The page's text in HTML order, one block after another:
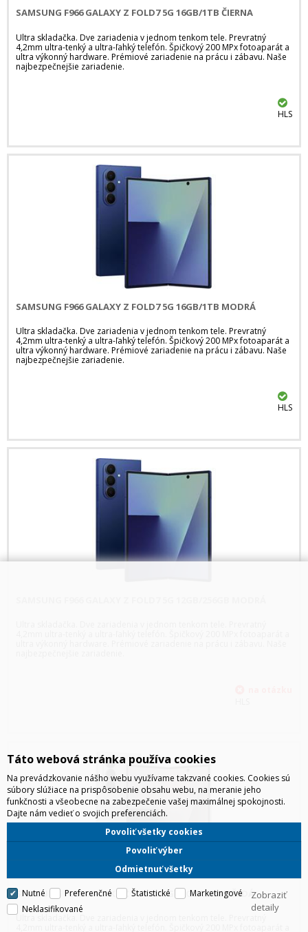
SAMSUNG F966 GALAXY Z FOLD7 5G 16GB/1TB ČIERNA
Ultra skladačka. Dve zariadenia v jednom tenkom tele. Prevratný
4,2mm ultra-tenký a ultra-ľahký telefón. Špičkový 200 MPx fotoaparát a
ultra výkonný hardware. Prémiové zariadenie na prácu i zábavu. Naše
najbezpečnejšie zariadenie.
HLS
SAMSUNG F966 GALAXY Z FOLD7 5G 16GB/1TB MODRÁ
Ultra skladačka. Dve zariadenia v jednom tenkom tele. Prevratný
4,2mm ultra-tenký a ultra-ľahký telefón. Špičkový 200 MPx fotoaparát a
ultra výkonný hardware. Prémiové zariadenie na prácu i zábavu. Naše
najbezpečnejšie zariadenie.
HLS
SAMSUNG F966 GALAXY Z FOLD7 5G 12GB/256GB ŠEDÁ
Ultra skladačka. Dve zariadenia v jednom tenkom tele. Prevratný
Táto webová stránka používa cookies
Na prevádzkovanie nášho webu využívame takzvané cookies. Cookies sú
súbory slúžiace na prispôsobenie obsahu webu, na meranie jeho
funkčnosti a všeobecne na zabezpečenie vašej maximálnej spokojnosti.
Dajte nám vedieť o svojich preferenciách.
Odmietnuť všetky
Povoliť výber
Povoliť všetky cookies
Nutné Preferenčné Štatistické
Marketingové
Neklasifikované
Zobraziť
detaily